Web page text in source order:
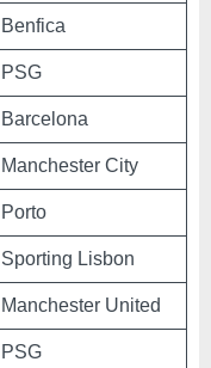
Benfica
PSG
Barcelona
Manchester City
Porto
Sporting Lisbon
Manchester United
PSG